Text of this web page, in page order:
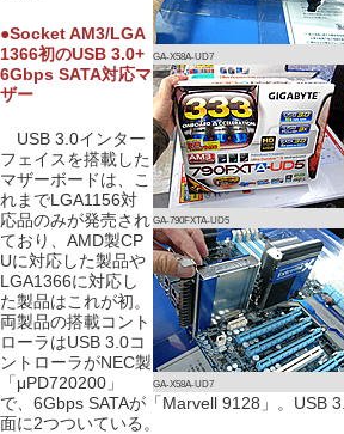
GA-X58A-UD7
GA-790FXTA-UD5
GA-X58A-UD7
●Socket AM3/LGA
1366初のUSB 3.0+
6Gbps SATA対応マ
ザー
USB 3.0インター
フェイスを搭載した
マザーボードは、こ
れまでLGA1156対
応品のみが発売され
ており、AMD製CP
Uに対応した製品や
LGA1366に対応し
た製品はこれが初。
両製品の搭載コント
ローラはUSB 3.0コ
ントローラがNEC製
「μPD720200」
で、6Gbps SATAが「Marvell 9128」。USB
面に2つついている。